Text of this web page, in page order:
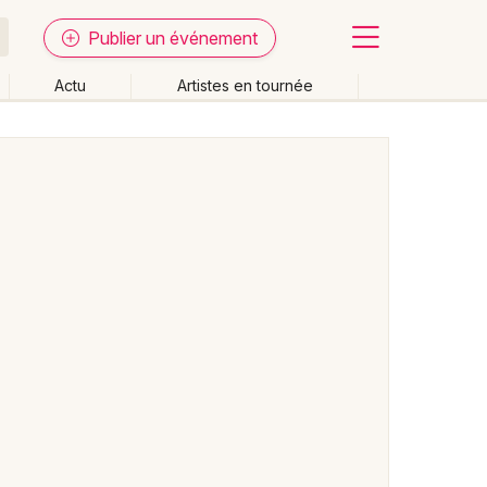
Publier un événement
Actu Artistes en tournée